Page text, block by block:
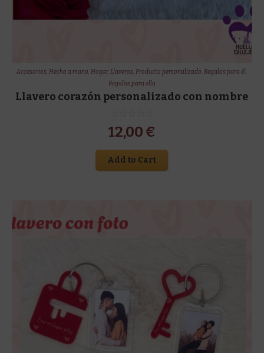
Accesorios,Hecho a mano,Hogar,Llaveros,Producto personalizado,Regalos para él,
Regalos para ella
Llavero corazón personalizado con nombre
12,00 €
Add to Cart